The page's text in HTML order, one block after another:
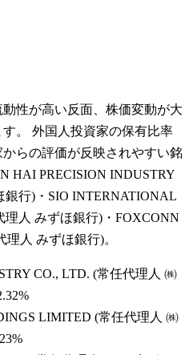
性が高い反面、株価変動が大
。 外国人投資家の保有比率
らの評価が反映されやすい銘
HAI PRECISION INDUSTRY
銀行)・SIO INTERNATIONAL
人 みずほ銀行)・FOXCONN
人 みずほ銀行)。
CO., LTD. (常任代理人 ㈱
%
LIMITED (常任代理人 ㈱
%